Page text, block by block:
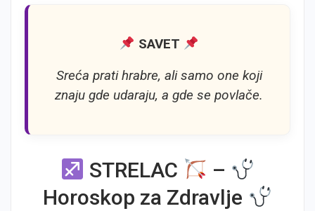
SAVET
Sreća prati hrabre, ali samo one koji
znaju gde udaraju, a gde se povlače.
STRELAC
–
Horoskop za Zdravlje